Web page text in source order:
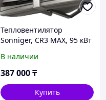
Тепловентилятор
Sonniger, CR3 МАХ, 95 кВт
В наличии
387 000₸
Купить